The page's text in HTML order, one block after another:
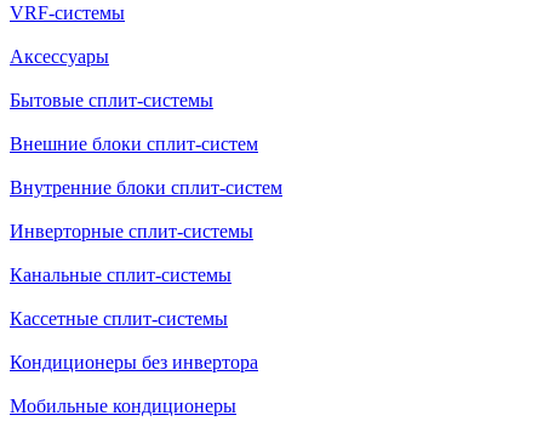
VRF-системы
Аксессуары
Бытовые сплит-системы
Внешние блоки сплит-систем
Внутренние блоки сплит-систем
Инверторные сплит-системы
Канальные сплит-системы
Кассетные сплит-системы
Кондиционеры без инвертора
Мобильные кондиционеры